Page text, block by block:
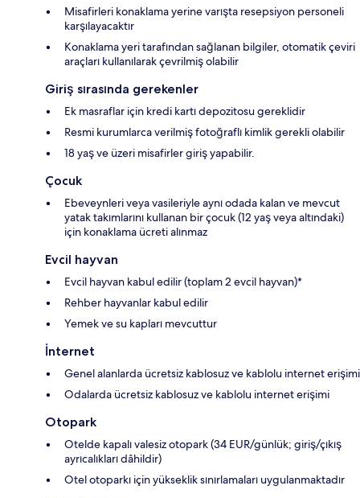
Misafirleri konaklama yerine varışta resepsiyon personeli
karşılayacaktır
Konaklama yeri tarafından sağlanan bilgiler, otomatik çeviri
araçları kullanılarak çevrilmiş olabilir
Giriş sırasında gerekenler
Ek masraflar için kredi kartı depozitosu gereklidir
Resmi kurumlarca verilmiş fotoğraflı kimlik gerekli olabilir
18 yaş ve üzeri misafirler giriş yapabilir.
Çocuk
Ebeveynleri veya vasileriyle aynı odada kalan ve mevcut
yatak takımlarını kullanan bir çocuk (12 yaş veya altındaki)
için konaklama ücreti alınmaz
Evcil hayvan
Evcil hayvan kabul edilir (toplam 2 evcil hayvan)*
Rehber hayvanlar kabul edilir
Yemek ve su kapları mevcuttur
İnternet
Genel alanlarda ücretsiz kablosuz ve kablolu internet erişimi
Odalarda ücretsiz kablosuz ve kablolu internet erişimi
Otopark
Otelde kapalı valesiz otopark (34 EUR/günlük; giriş/çıkış
ayrıcalıkları dâhildir)
Otel otoparkı için yükseklik sınırlamaları uygulanmaktadır